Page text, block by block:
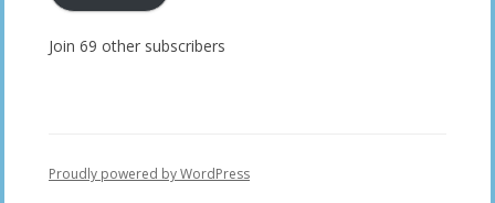
Join 69 other subscribers
Proudly powered by WordPress